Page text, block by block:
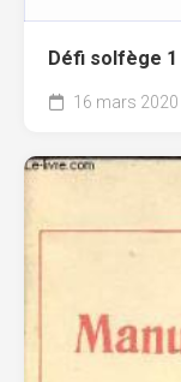
Défi solfège
16 mars 2020